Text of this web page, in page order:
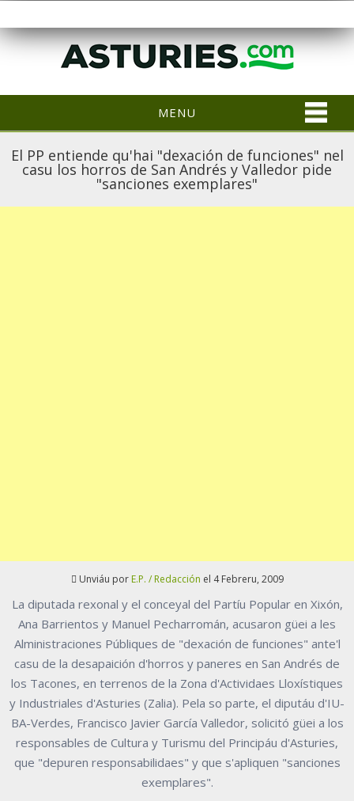
MENU
El PP entiende qu'hai "dexación de funciones" nel
casu los horros de San Andrés y Valledor pide
"sanciones exemplares"
Unviáu por E.P. / Redacción el 4 Febreru, 2009
La diputada rexonal y el conceyal del Partíu Popular en Xixón,
Ana Barrientos y Manuel Pecharromán, acusaron güei a les
Alministraciones Públiques de "dexación de funciones" ante'l
casu de la desapaición d'horros y paneres en San Andrés de
los Tacones, en terrenos de la Zona d'Actividaes Lloxístiques
y Industriales d'Asturies (Zalia). Pela so parte, el diputáu d'IU-
BA-Verdes, Francisco Javier García Valledor, solicitó güei a los
responsables de Cultura y Turismu del Principáu d'Asturies,
que "depuren responsabilidaes" y que s'apliquen "sanciones
exemplares".